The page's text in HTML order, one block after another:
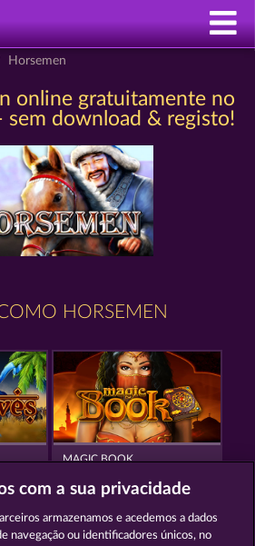
Horsemen
online gratuitamente no
sem download & registo!
HORSEMEN
MAGIC BOOK
com a sua privacidade
armazenamos e acedemos a dados
navegação ou identificadores únicos, no